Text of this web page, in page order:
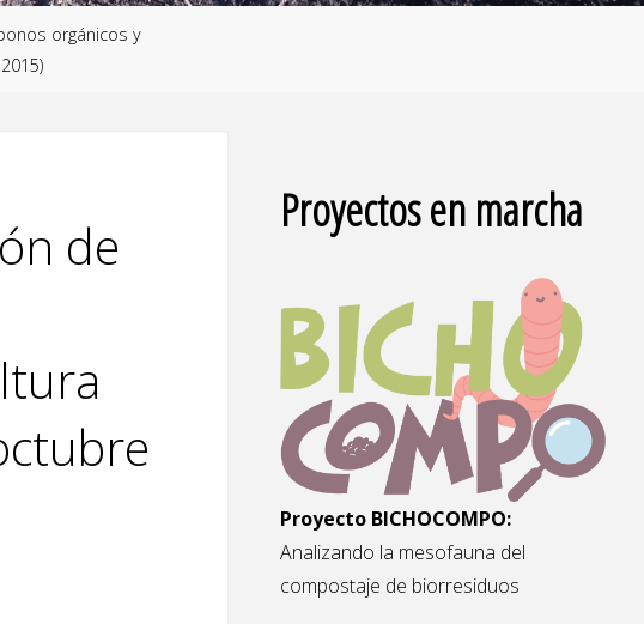
orgánicos y
de
Proyectos en marcha
Proyecto BICHOCOMPO:
Analizando la mesofauna del
compostaje de biorresiduos